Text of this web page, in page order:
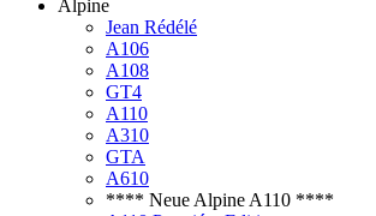
Alpine
Jean Rédélé
A106
A108
GT4
A110
A310
GTA
A610
**** Neue Alpine A110 ****